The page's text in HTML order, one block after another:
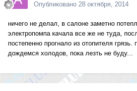
Опубликовано 28 октября, 2014
ничего не делал, в салоне заметно
электропомпа качала все же не туда,
постепенно прогнало из отопителя
дождемся холодов, пока лезть не буду...